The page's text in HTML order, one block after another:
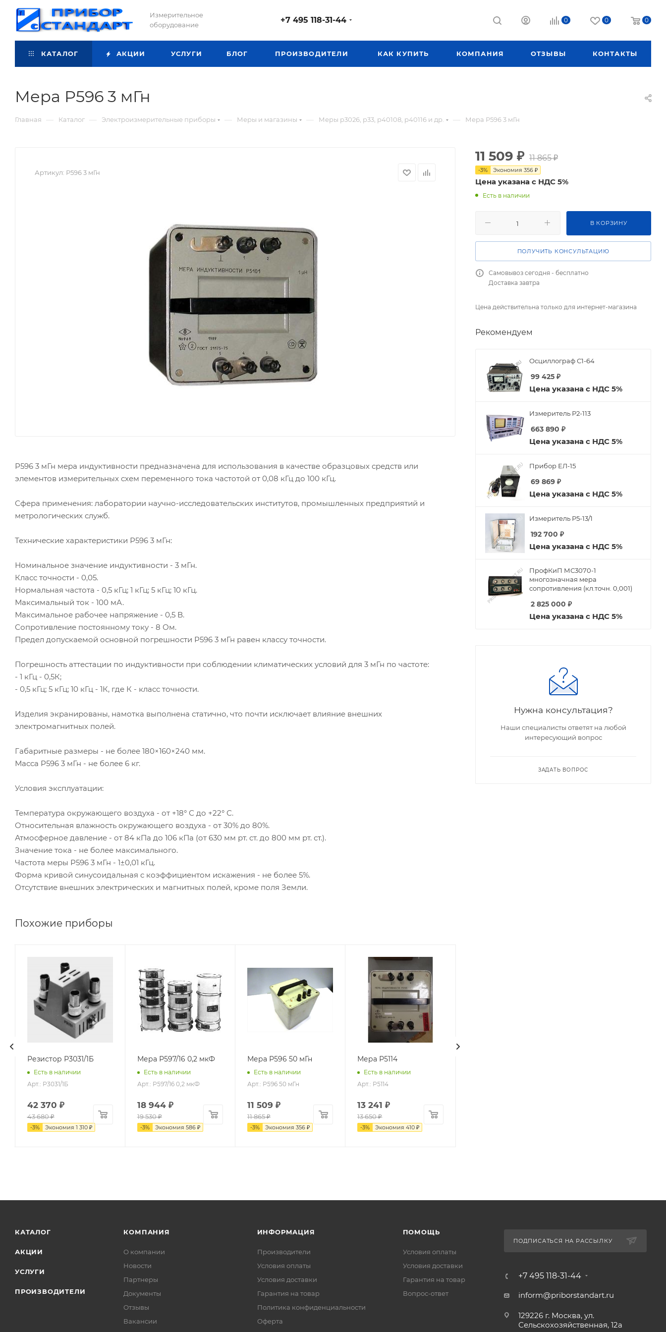
Измерительное
оборудование
+7 495 118-31-44 0 0 0
КАТАЛОГ АКЦИИ УСЛУГИ БЛОГ ПРОИЗВОДИТЕЛИ КАК КУПИТЬ КОМПАНИЯ ОТЗЫВЫ КОНТАКТЫ
Мера Р596 3 мГн
Главная — Каталог — Электроизмерительные приборы — Меры и магазины — Меры р3026, р33, р40108, р40116 и др. — Мера Р596 3 мГн
Артикул: Р596 3 мГн
Р596 3 мГн мера индуктивности предназначена для использования в качестве образцовых средств или
элементов измерительных схем переменного тока частотой от 0,08 кГц до 100 кГц.
Сфера применения: лаборатории научно-исследовательских институтов, промышленных предприятий и
метрологических служб.
Технические характеристики Р596 3 мГн:
Номинальное значение индуктивности - 3 мГн.
Класс точности - 0,05.
Нормальная частота - 0,5 кГц; 1 кГц; 5 кГц; 10 кГц.
Максимальный ток - 100 мА.
Максимальное рабочее напряжение - 0,5 В.
Сопротивление постоянному току - 8 Ом.
Предел допускаемой основной погрешности Р596 3 мГн равен классу точности.
Погрешность аттестации по индуктивности при соблюдении климатических условий для 3 мГн по частоте:
- 1 кГц - 0,5К;
- 0,5 кГц; 5 кГц; 10 кГц - 1К, где К - класс точности.
Изделия экранированы, намотка выполнена статично, что почти исключает влияние внешних
электромагнитных полей.
Габаритные размеры - не более 180×160×240 мм.
Масса Р596 3 мГн - не более 6 кг.
Условия эксплуатации:
Температура окружающего воздуха - от +18° С до +22° С.
Относительная влажность окружающего воздуха - от 30% до 80%.
Атмосферное давление - от 84 кПа до 106 кПа (от 630 мм рт. ст. до 800 мм рт. ст.).
Значение тока - не более максимального.
Частота меры Р596 3 мГн - 1±0,01 кГц.
Форма кривой синусоидальная с коэффициентом искажения - не более 5%.
Отсутствие внешних электрических и магнитных полей, кроме поля Земли.
Похожие приборы
Резистор Р3031/1Б
Есть в наличии
Арт.: Р3031/1Б
42 370 ₽
43 680₽
-3% Экономия 1 310₽
Мера Р597/16 0,2 мкФ
Есть в наличии
Арт.: Р597/16 0,2 мкФ
18 944₽
19 530₽
-3% Экономия 586₽
Мера Р596 50 мГн
Есть в наличии
Арт.: Р596 50 мГн
11 509 ₽
11 865₽
-3% Экономия 356 ₽
Мера Р5114
Есть в наличии
Арт.: Р5114
13 241 ₽
13 650₽
-3% Экономия 410 ₽
11 509 ₽ 11 865₽
-3% Экономия 356 ₽
Цена указана с НДС 5%
Есть в наличии
В КОРЗИНУ
ПОЛУЧИТЬ КОНСУЛЬТАЦИЮ
Самовывоз сегодня - бесплатно
Доставка завтра
Цена действительна только для интернет-магазина
Рекомендуем
Осциллограф С1-64
99 425 ₽
Цена указана с НДС 5%
Измеритель Р2-113
663 890 ₽
Цена указана с НДС 5%
Прибор ЕЛ-15
69 869 ₽
Цена указана с НДС 5%
Измеритель Р5-13/1
192 700 ₽
Цена указана с НДС 5%
ПрофКиП МС3070-1
многозначная мера
сопротивления (кл.точн. 0,001)
2 825 000 ₽
Цена указана с НДС 5%
Нужна консультация?
Наши специалисты ответят на любой
интересующий вопрос
ЗАДАТЬ ВОПРОС
КАТАЛОГ
АКЦИИ
УСЛУГИ
ПРОИЗВОДИТЕЛИ
КОМПАНИЯ
О компании
Новости
Партнеры
Документы
Отзывы
Вакансии
ИНФОРМАЦИЯ
Производители
Условия оплаты
Условия доставки
Гарантия на товар
Политика конфиденциальности
Оферта
ПОМОЩЬ
Условия оплаты
Условия доставки
Гарантия на товар
Вопрос-ответ
ПОДПИСАТЬСЯ НА РАССЫЛКУ
+7 495 118-31-44
inform@priborstandart.ru
129226 г. Москва, ул.
Сельскохозяйственная, 12а